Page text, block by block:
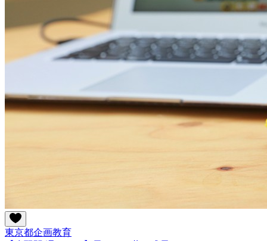
東京都企画教育